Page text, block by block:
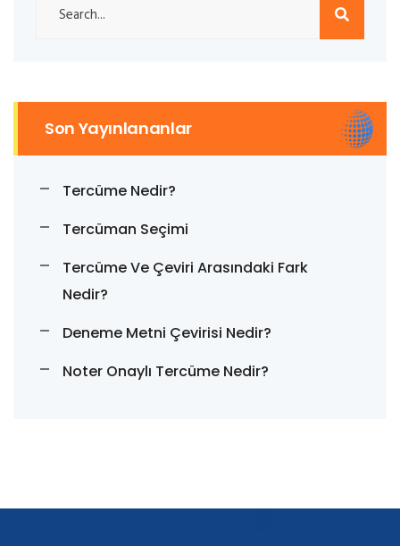
Son Yayınlananlar
Tercüme Nedir?
Tercüman Seçimi
Tercüme Ve Çeviri Arasındaki Fark
Nedir?
Deneme Metni Çevirisi Nedir?
Noter Onaylı Tercüme Nedir?